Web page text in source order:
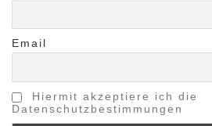
Email
Hiermit akzeptiere ich die
Datenschutzbestimmungen